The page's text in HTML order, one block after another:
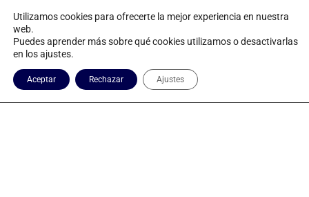
Educación Ambiental
Utilizamos cookies para ofrecerte la mejor experiencia en nuestra
web.
Puedes aprender más sobre qué cookies utilizamos o desactivarlas
en los ajustes.
Aceptar Rechazar Ajustes